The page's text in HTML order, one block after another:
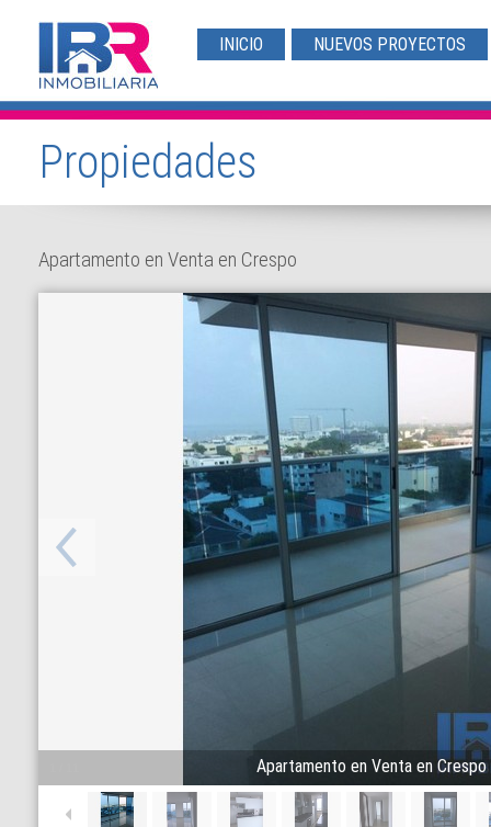
INICIO NUEVOS PROYECTOS
Propiedades
Apartamento en Venta en Crespo
Apartamento en Venta en Crespo